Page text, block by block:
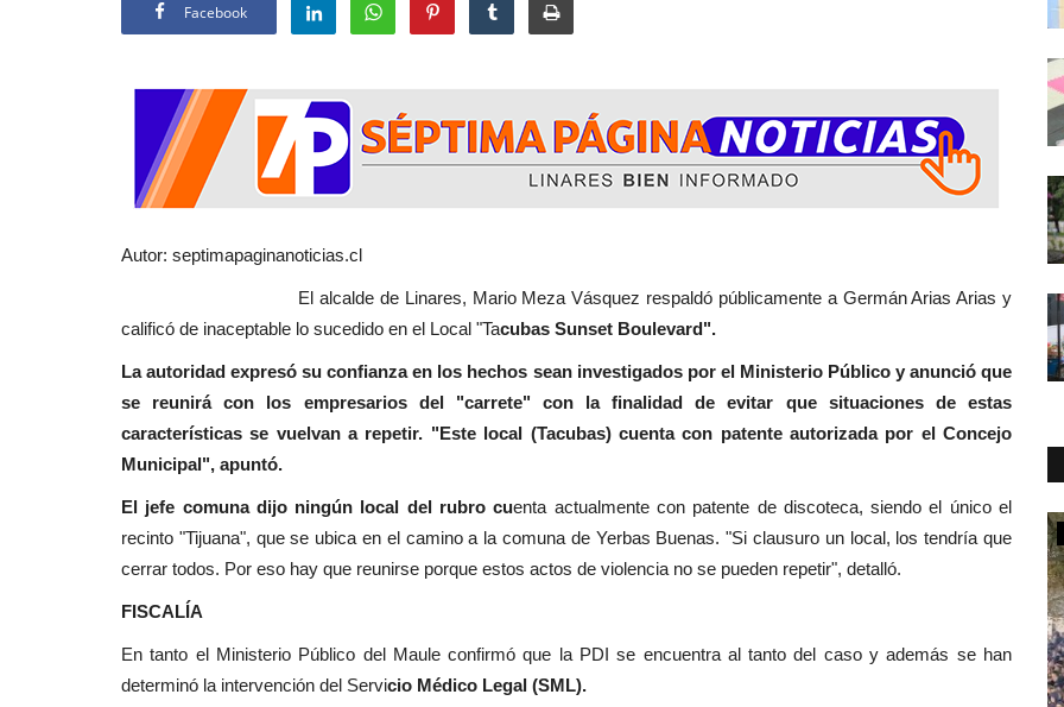
Facebook
Autor: septimapaginanoticias.cl
El alcalde de Linares, Mario Meza Vásquez respaldó públicamente a Germán Arias Arias y
calificó de inaceptable lo sucedido en el Local "Tacubas Sunset Boulevard".
La autoridad expresó su confianza en los hechos sean investigados por el Ministerio Público y anunció que
se reunirá con los empresarios del "carrete" con la finalidad de evitar que situaciones de estas
características se vuelvan a repetir. "Este local (Tacubas) cuenta con patente autorizada por el Concejo
Municipal", apuntó.
El jefe comuna dijo ningún local del rubro cuenta actualmente con patente de discoteca, siendo el único el
recinto "Tijuana", que se ubica en el camino a la comuna de Yerbas Buenas. "Si clausuro un local, los tendría que
cerrar todos. Por eso hay que reunirse porque estos actos de violencia no se pueden repetir", detalló.
FISCALÍA
En tanto el Ministerio Público del Maule confirmó que la PDI se encuentra al tanto del caso y además se han
determinó la intervención del Servicio Médico Legal (SML).
Deporte Policial